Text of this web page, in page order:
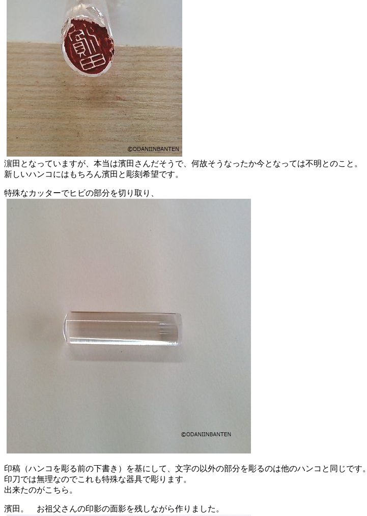
濵田となっていますが、本当は濱田さんだそうで、何故そうなったか今となっては不明とのこと。
新しいハンコにはもちろん濱田と彫刻希望です。
特殊なカッターでヒビの部分を切り取り、
印稿（ハンコを彫る前の下書き）を基にして、文字の以外の部分を彫るのは他のハンコと同じです。
印刀では無理なのでこれも特殊な器具で彫ります。
出来たのがこちら。
濱田。 お祖父さんの印影の面影を残しながら作りました。